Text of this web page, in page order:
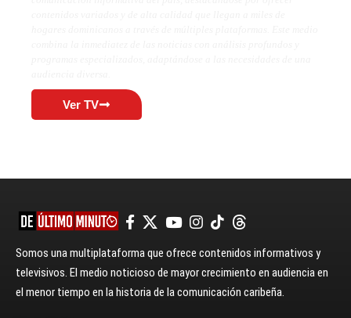
Ver TV
Somos una multiplataforma que ofrece contenidos informativos y
televisivos. El medio noticioso de mayor crecimiento en audiencia en
el menor tiempo en la historia de la comunicación caribeña.